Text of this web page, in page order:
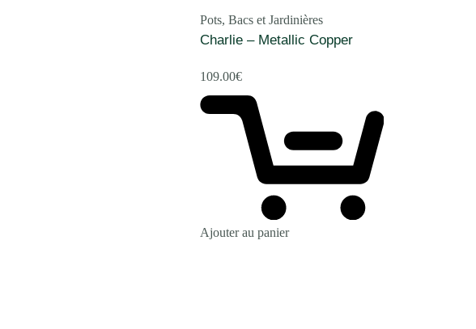
Pots, Bacs et Jardinières
Charlie – Metallic Copper
109.00€
Ajouter au panier